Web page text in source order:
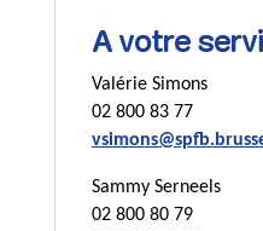
A votre
Valérie Simons
02 800 83 77
Sammy Serneels
02 800 80 79